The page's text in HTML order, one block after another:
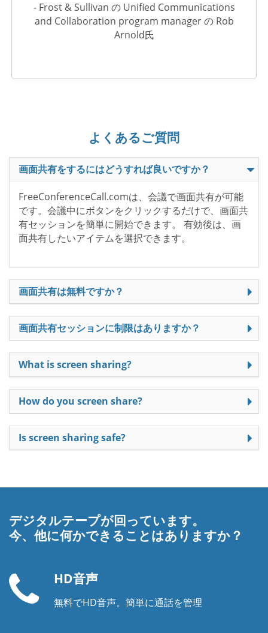
- Frost & Sullivan の Unified Communications
and Collaboration program manager の Rob
Arnold氏
よくあるご質問
画面共有をするにはどうすれば良いですか？
FreeConferenceCall.comは、会議で画面共有が可能
です。会議中にボタンをクリックするだけで、画面共
有セッションを簡単に開始できます。 有効後は、画
面共有したいアイテムを選択できます。
画面共有は無料ですか？
画面共有セッションに制限はありますか？
What is screen sharing?
How do you screen share?
Is screen sharing safe?
デジタルテープが回っています。
今、他に何かできることはありますか？
HD音声
無料でHD音声。簡単に通話を管理